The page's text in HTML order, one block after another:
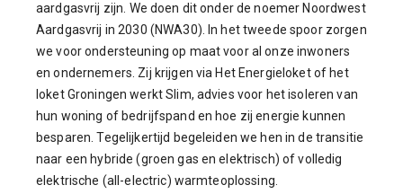
aardgasvrij zijn. We doen dit onder de noemer Noordwest
Aardgasvrij in 2030 (NWA30). In het tweede spoor zorgen
we voor ondersteuning op maat voor al onze inwoners
en ondernemers. Zij krijgen via Het Energieloket of het
loket Groningen werkt Slim, advies voor het isoleren van
hun woning of bedrijfspand en hoe zij energie kunnen
besparen. Tegelijkertijd begeleiden we hen in de transitie
naar een hybride (groen gas en elektrisch) of volledig
elektrische (all-electric) warmteoplossing.